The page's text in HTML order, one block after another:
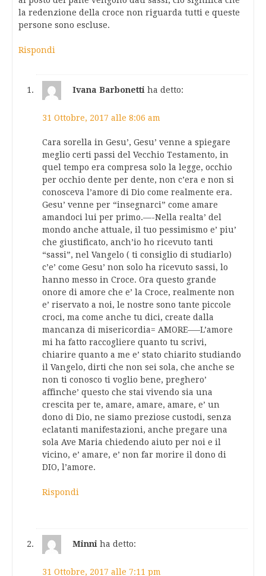
la redenzione della croce non riguarda tutti e queste
persone sono escluse.
Rispondi
Ivana Barbonetti ha detto:
31 Ottobre, 2017 alle 8:06 am
Cara sorella in Gesu’, Gesu’ venne a spiegare
meglio certi passi del Vecchio Testamento, in
quel tempo era compresa solo la legge, occhio
per occhio dente per dente, non c’era e non si
conosceva l’amore di Dio come realmente era.
Gesu’ venne per “insegnarci” come amare
amandoci lui per primo.—-Nella realta’ del
mondo anche attuale, il tuo pessimismo e’ piu’
che giustificato, anch’io ho ricevuto tanti
“sassi”, nel Vangelo ( ti consiglio di studiarlo)
c’e’ come Gesu’ non solo ha ricevuto sassi, lo
hanno messo in Croce. Ora questo grande
onore di amore che e’ la Croce, realmente non
e’ riservato a noi, le nostre sono tante piccole
croci, ma come anche tu dici, create dalla
mancanza di misericordia= AMORE—–L’amore
mi ha fatto raccogliere quanto tu scrivi,
chiarire quanto a me e’ stato chiarito studiando
il Vangelo, dirti che non sei sola, che anche se
non ti conosco ti voglio bene, preghero’
affinche’ questo che stai vivendo sia una
crescita per te, amare, amare, amare, e’ un
dono di Dio, ne siamo preziose custodi, senza
eclatanti manifestazioni, anche pregare una
sola Ave Maria chiedendo aiuto per noi e il
vicino, e’ amare, e’ non far morire il dono di
DIO, l’amore.
Rispondi
Minni ha detto:
31 Ottobre, 2017 alle 7:11 pm